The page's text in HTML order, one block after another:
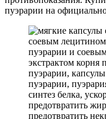
пуэрарии на